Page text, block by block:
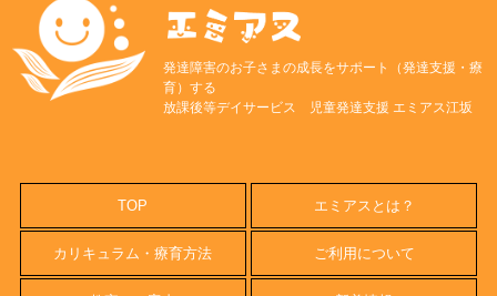
発達障害のお子さまの成長をサポート（発達支援・療
育）する
放課後等デイサービス 児童発達支援 エミアス江坂
TOP エミアスとは？
カリキュラム・療育方法 ご利用について